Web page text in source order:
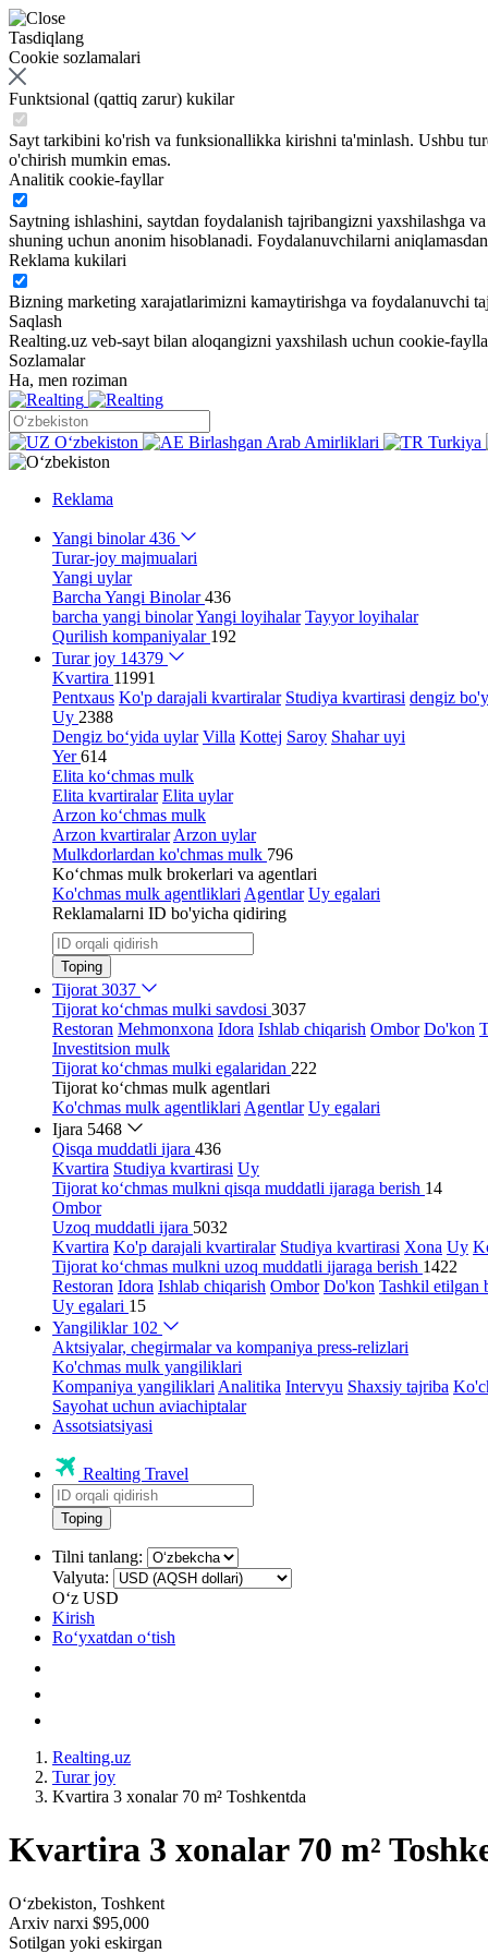
Tasdiqlang
Cookie sozlamalari
Funktsional (qattiq zarur) kukilar
Sayt tarkibini ko'rish va funksionallikka kirishni ta'minlash. Ushbu
o'chirish mumkin emas.
Analitik cookie-fayllar
Saytning ishlashini, saytdan foydalanish tajribangizni yaxshilashga
shuning uchun anonim hisoblanadi. Foydalanuvchilarni
Reklama kukilari
Bizning marketing xarajatlarimizni kamaytirishga va foydalanuvchi
Saqlash
Realting.uz veb-sayt bilan aloqangizni yaxshilash uchun cookie-
Sozlamalar
Ha, men roziman
Oʻzbekiston Birlashgan Arab Amirliklari Turkiya
Reklama
Yangi binolar436
Turar-joy majmualari
Yangi uylar
Barcha Yangi Binolar436
barcha yangi binolarYangi loyihalar Tayyor loyihalar
Qurilish kompaniyalar 192
Turar joy 14379
Kvartira 11991
Pentxaus Ko'p darajali kvartiralar Studiya kvartirasi dengiz
Uy 2388
Dengiz bo‘yida uylar Villa Kottej Saroy Shahar uyi
Yer614
Elita ko‘chmas mulk
Elita kvartiralar Elita uylar
Arzon ko‘chmas mulk
Arzon kvartiralar Arzon uylar
Mulkdorlardan ko'chmas mulk 796
Ko‘chmas mulk brokerlari va agentlari
Ko'chmas mulk agentliklari Agentlar Uy egalari
Reklamalarni ID bo'yicha qidiring
Toping
Tijorat 3037
Tijorat ko‘chmas mulki savdosi 3037
Restoran Mehmonxona Idora Ishlab chiqarish Ombor Do'kon
Investitsion mulk
Tijorat ko‘chmas mulki egalaridan 222
Tijorat ko‘chmas mulk agentlari
Ko'chmas mulk agentliklari Agentlar Uy egalari
Ijara 5468
Qisqa muddatli ijara 436
Kvartira Studiya kvartirasi Uy
Tijorat ko‘chmas mulkni qisqa muddatli ijaraga berish 14
Ombor
Uzoq muddatli ijara 5032
Kvartira Ko'p darajali kvartiralar Studiya kvartirasi Xona Uy
Tijorat ko‘chmas mulkni uzoq muddatli ijaraga berish 1422
Restoran Idora Ishlab chiqarish Ombor Do'kon Tashkil etilgan
Uy egalari 15
Yangiliklar 102
Aktsiyalar, chegirmalar va kompaniya press-relizlari
Ko'chmas mulk yangiliklari
Kompaniya yangiliklari Analitika Intervyu Shaxsiy tajriba
Sayohat uchun aviachiptalar
Assotsiatsiyasi
Realting Travel
Toping
Tilni tanlang:
Valyuta:
Oʻz USD
Kirish
Roʻyxatdan oʻtish
Realting.uz
Turar joy
Kvartira 3 xonalar 70 m² Toshkentda
Kvartira 3 xonalar 70 m²
Oʻzbekiston, Toshkent
Arxiv narxi $95,000
Sotilgan yoki eskirgan